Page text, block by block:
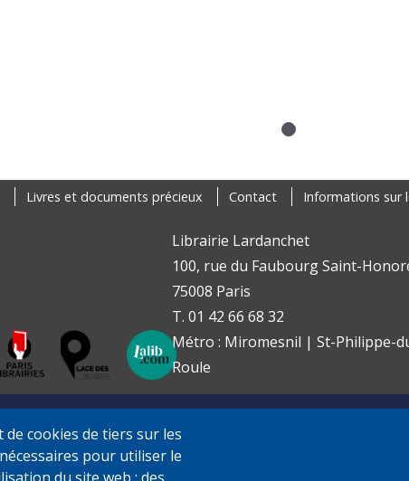
Livres et documents précieux Contact Informations sur
Librairie Lardanchet
100, rue du Faubourg Saint-
75008 Paris
T. 01 42 66 68 32
Métro : Miromesnil | St-Philippe-
Roule
cookies de tiers sur les
pour utiliser le